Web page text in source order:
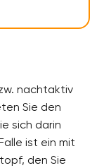
nachtaktiv
Sie den
sich darin
ist ein mit
den Sie